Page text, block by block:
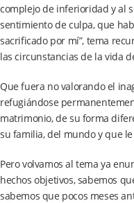
complejo de inferioridad y al
sentimiento de culpa, que
sacrificado por mí”, tema
las circunstancias de la vida
Que fuera no valorando el
refugiándose
matrimonio, de su forma
su familia, del mundo y que
Pero volvamos al tema ya
hechos objetivos, sabemos
sabemos que pocos meses